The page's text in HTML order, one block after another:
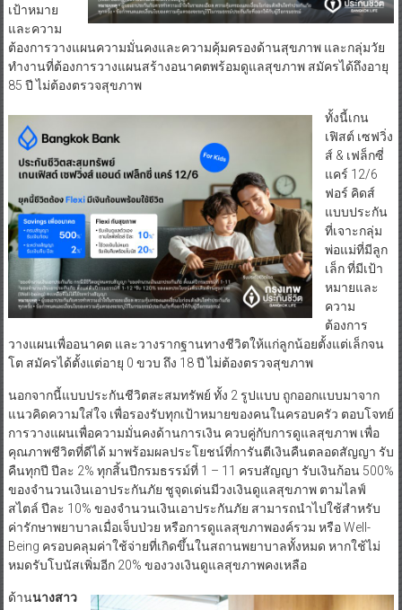
เป้าหมาย
และความ
ต้องการวางแผนความมั่นคงและความคุ้มครองด้านสุขภาพ และกลุ่มวัย
ทำงานที่ต้องการวางแผนสร้างอนาคตพร้อมดูแลสุขภาพ สมัครได้ถึงอายุ
85 ปี ไม่ต้องตรวจสุขภาพ
ทั้งนี้เกน
เฟิสต์ เซฟวิ่ง
ส์ & เฟล็กซี่
แคร์ 12/6
ฟอร์ คิดส์
แบบประกัน
ที่เจาะกลุ่ม
พ่อแม่ที่มีลูก
เล็ก ที่มีเป้า
หมายและ
ความ
ต้องการ
วางแผนเพื่ออนาคต และวางรากฐานทางชีวิตให้แก่ลูกน้อยตั้งแต่เล็กจน
โต สมัครได้ตั้งแต่อายุ 0 ขวบ ถึง 18 ปี ไม่ต้องตรวจสุขภาพ
นอกจากนี้แบบประกันชีวิตสะสมทรัพย์ ทั้ง 2 รูปแบบ ถูกออกแบบมาจาก
แนวคิดความใส่ใจ เพื่อรองรับทุกเป้าหมายของคนในครอบครัว ตอบโจทย์
การวางแผนเพื่อความมั่นคงด้านการเงิน ควบคู่กับการดูแลสุขภาพ เพื่อ
คุณภาพชีวิตที่ดีได้ มาพร้อมผลประโยชน์ที่การันตีเงินคืนตลอดสัญญา รับ
คืนทุกปี ปีละ 2% ทุกสิ้นปีกรมธรรม์ที่ 1 – 11 ครบสัญญา รับเงินก้อน 500%
ของจำนวนเงินเอาประกันภัย ชูจุดเด่นมีวงเงินดูแลสุขภาพ ตามไลฟ์
สไตล์ ปีละ 10% ของจำนวนเงินเอาประกันภัย สามารถนำไปใช้สำหรับ
ค่ารักษาพยาบาลเมื่อเจ็บป่วย หรือการดูแลสุขภาพองค์รวม หรือ Well-
Being ครอบคลุมค่าใช้จ่ายที่เกิดขึ้นในสถานพยาบาลทั้งหมด หากใช้ไม่
หมดรับโบนัสเพิ่มอีก 20% ของวงเงินดูแลสุขภาพคงเหลือ
ด้านนางสาว